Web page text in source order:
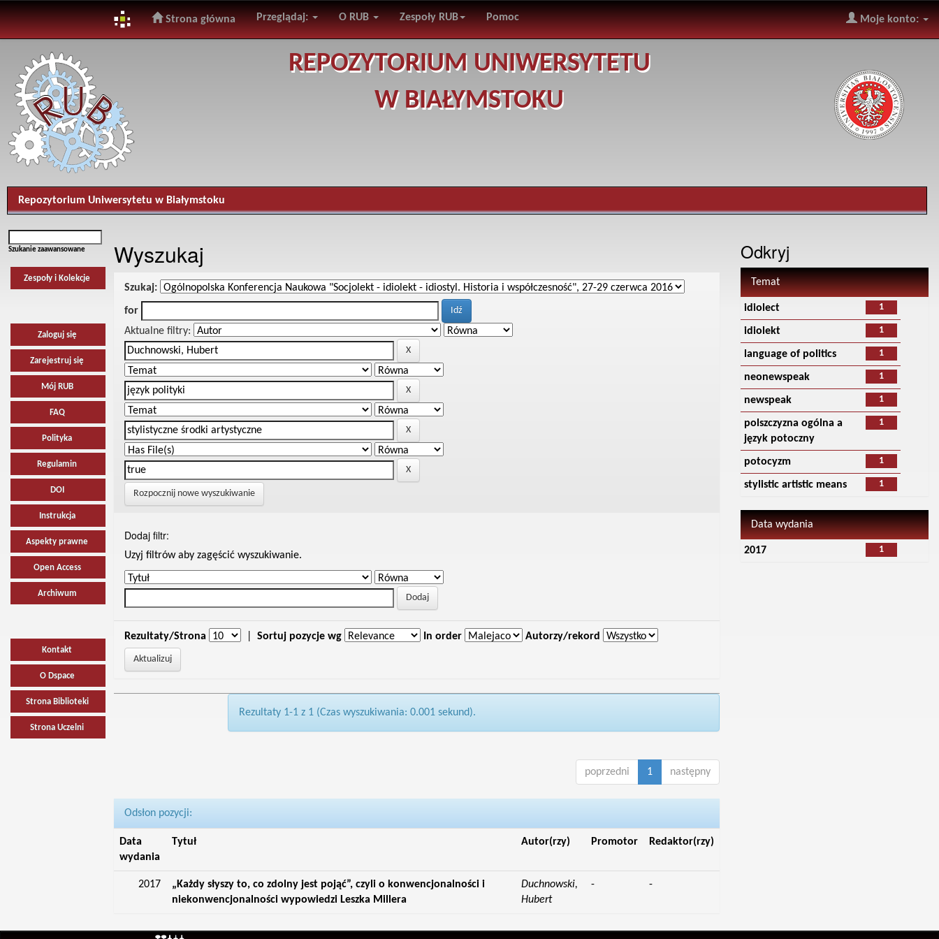
navigation
Strona główna Przeglądaj: O RUB Zespoły RUB Pomoc Moje konto:
REPOZYTORIUM UNIWERSYTETU
W BIAŁYMSTOKU
Repozytorium Uniwersytetu w Białymstoku
Szukanie zaawansowane
Zespoły i Kolekcje
Zaloguj się
Zarejestruj się
Mój RUB
FAQ
Polityka
Regulamin
DOI
Instrukcja
Aspekty prawne
Open Access
Archiwum
Kontakt
O Dspace
Strona Biblioteki
Strona Uczelni
Wyszukaj
Szukaj:
for
Aktualne filtry:
Rozpocznij nowe wyszukiwanie
Dodaj filtr:
Uzyj filtrów aby zagęścić wyszukiwanie.
Rezultaty/Strona Sortuj pozycje wg In order Autorzy/rekord
Rezultaty 1-1 z 1 (Czas wyszukiwania: 0.001 sekund).
poprzedni 1 następny
Odsłon pozycji:
Data
wydania
Tytuł Autor(rzy) Promotor Redaktor(rzy)
2017
„Każdy słyszy to, co zdolny jest pojąć”, czyli o konwencjonalności i
niekonwencjonalności wypowiedzi Leszka Millera
Duchnowski,
Hubert
- -
Odkryj
Temat
1
idiolect
1
idiolekt
1
language of politics
1
neonewspeak
1
newspeak
1
polszczyzna ogólna a
język potoczny
1
potocyzm
1
stylistic artistic means
Data wydania
1
2017